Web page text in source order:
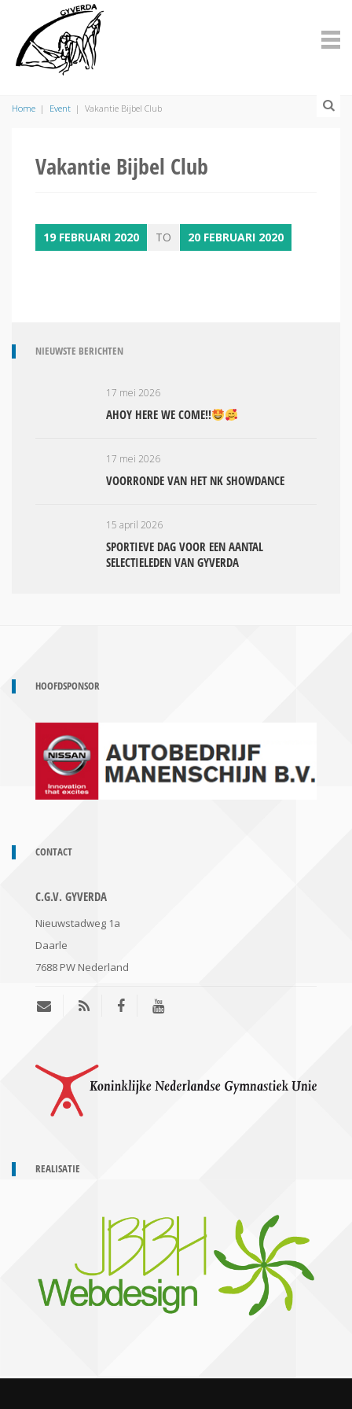
Home | Event | Vakantie Bijbel Club
Vakantie Bijbel Club
19 FEBRUARI 2020 TO 20 FEBRUARI 2020
NIEUWSTE BERICHTEN
17 mei 2026
AHOY HERE WE COME!!
17 mei 2026
VOORRONDE VAN HET NK SHOWDANCE
15 april 2026
SPORTIEVE DAG VOOR EEN AANTAL
SELECTIELEDEN VAN GYVERDA
HOOFDSPONSOR
CONTACT
C.G.V. GYVERDA
Nieuwstadweg 1a
Daarle
7688 PW Nederland
REALISATIE